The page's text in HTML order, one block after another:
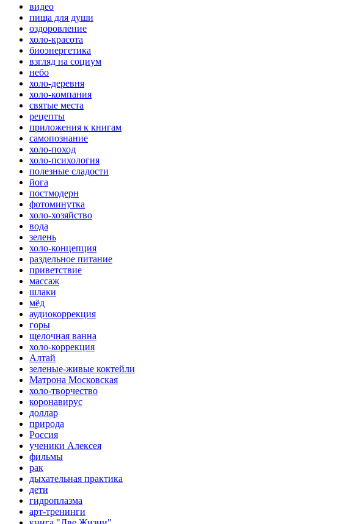
видео
пища для души
оздоровление
холо-красота
биоэнергетика
взгляд на социум
небо
холо-деревня
холо-компания
святые места
рецепты
приложения к книгам
самопознание
холо-поход
холо-психология
полезные сладости
йога
постмодерн
фотоминутка
холо-хозяйство
вода
зелень
холо-концепция
раздельное питание
приветствие
массаж
шлаки
мёд
аудиокоррекция
горы
щелочная ванна
холо-коррекция
Алтай
зеленые-живые коктейли
Матрона Московская
холо-творчество
коронавирус
доллар
природа
Россия
ученики Алексея
фильмы
рак
дыхательная практика
дети
гидроплазма
арт-тренинги